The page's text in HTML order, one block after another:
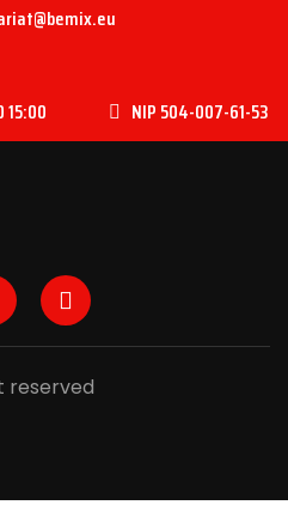
NIP 504-007-61-53
LinkedInB2B
reserved